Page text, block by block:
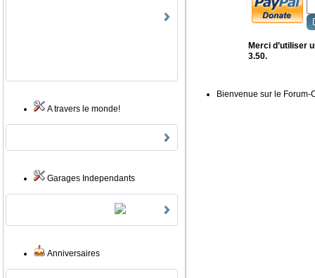
A travers le monde!
Garages Independants
Anniversaires
Merci d’utiliser
3.50.
Bienvenue sur le Forum-